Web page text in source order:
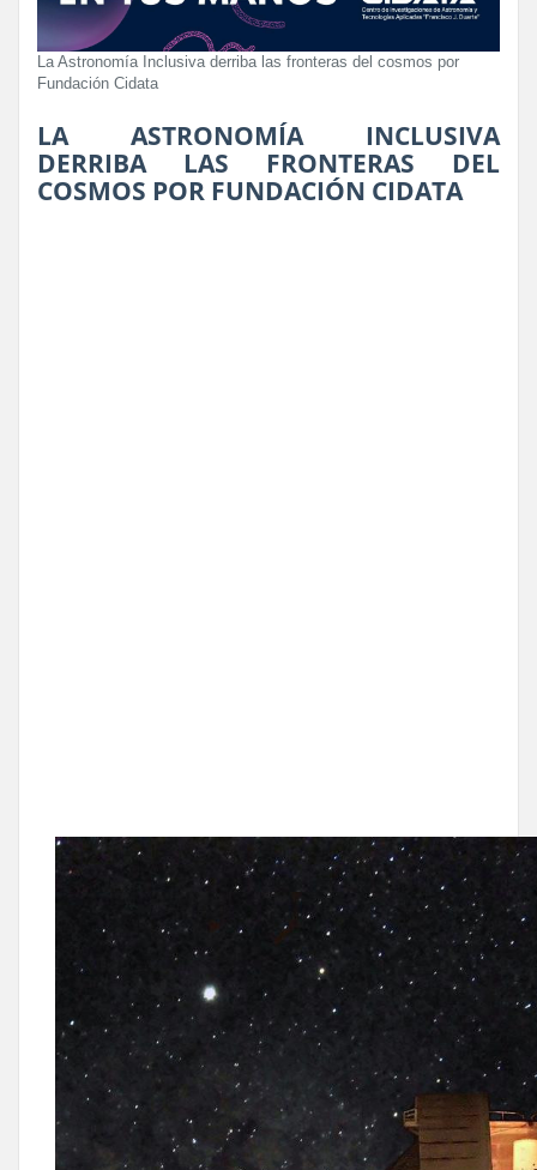
La Astronomía Inclusiva derriba las fronteras del cosmos por
Fundación Cidata
LA ASTRONOMÍA INCLUSIVA
DERRIBA LAS FRONTERAS DEL
COSMOS POR FUNDACIÓN CIDATA